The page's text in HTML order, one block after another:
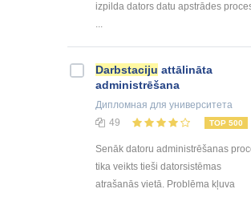
izpilda dators datu apstrādes
...
Darbstaciju attālināta
administrēšana
Дипломная для университета
49
TOP 500
Senāk datoru administrēšanas
tika veikts tieši datorsistēmas
atrašanās vietā. Problēma kļuva